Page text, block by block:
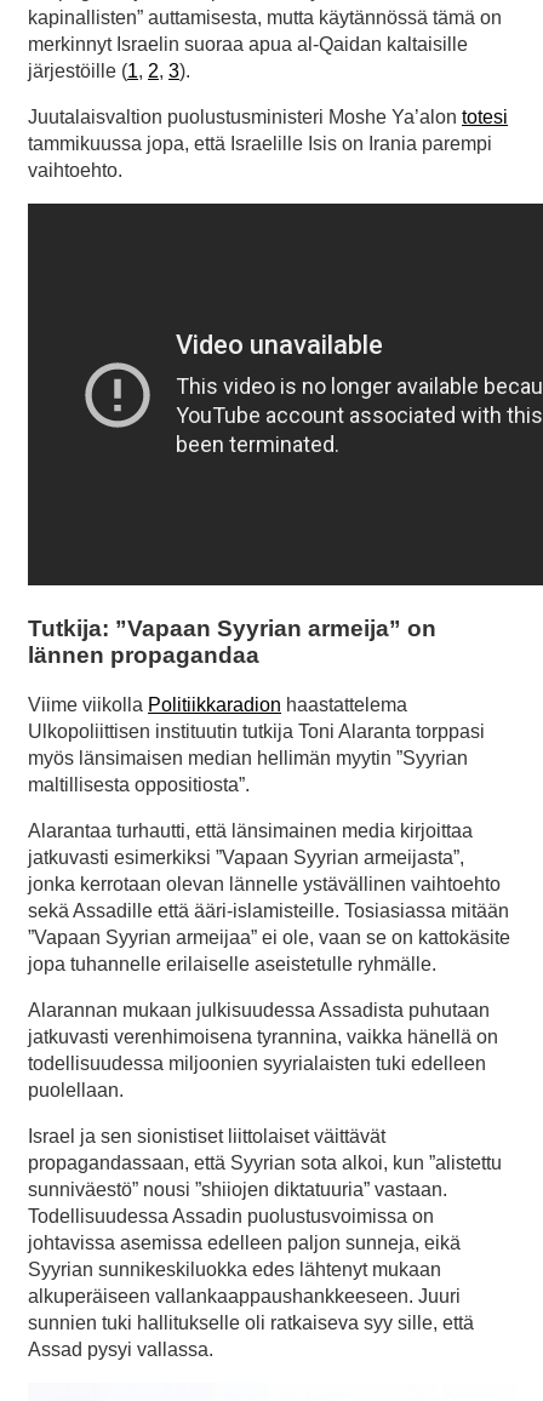
kapinallisten” auttamisesta, mutta käytännössä tämä on
merkinnyt Israelin suoraa apua al-Qaidan kaltaisille
järjestöille (1, 2, 3).
Juutalaisvaltion puolustusministeri Moshe Ya’alon totesi
tammikuussa jopa, että Israelille Isis on Irania parempi
vaihtoehto.
Tutkija: ”Vapaan Syyrian armeija” on
lännen propagandaa
Viime viikolla Politiikkaradion haastattelema
Ulkopoliittisen instituutin tutkija Toni Alaranta torppasi
myös länsimaisen median hellimän myytin ”Syyrian
maltillisesta oppositiosta”.
Alarantaa turhautti, että länsimainen media kirjoittaa
jatkuvasti esimerkiksi ”Vapaan Syyrian armeijasta”,
jonka kerrotaan olevan lännelle ystävällinen vaihtoehto
sekä Assadille että ääri-islamisteille. Tosiasiassa mitään
”Vapaan Syyrian armeijaa” ei ole, vaan se on kattokäsite
jopa tuhannelle erilaiselle aseistetulle ryhmälle.
Alarannan mukaan julkisuudessa Assadista puhutaan
jatkuvasti verenhimoisena tyrannina, vaikka hänellä on
todellisuudessa miljoonien syyrialaisten tuki edelleen
puolellaan.
Israel ja sen sionistiset liittolaiset väittävät
propagandassaan, että Syyrian sota alkoi, kun ”alistettu
sunniväestö” nousi ”shiiojen diktatuuria” vastaan.
Todellisuudessa Assadin puolustusvoimissa on
johtavissa asemissa edelleen paljon sunneja, eikä
Syyrian sunnikeskiluokka edes lähtenyt mukaan
alkuperäiseen vallankaappaushankkeeseen. Juuri
sunnien tuki hallitukselle oli ratkaiseva syy sille, että
Assad pysyi vallassa.